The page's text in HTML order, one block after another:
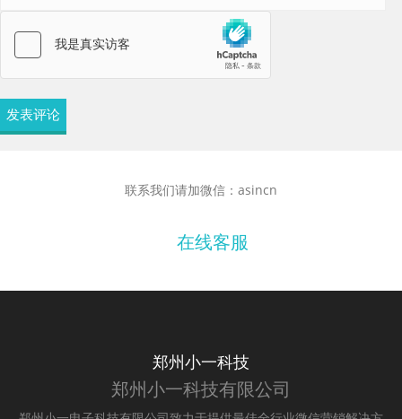
联系我们请加微信：asincn
在线客服
郑州小一科技
郑州小一科技有限公司